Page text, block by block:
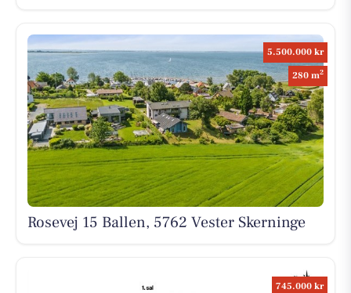
5.500.000 kr
280 m2
Rosevej 15 Ballen, 5762 Vester Skerninge
745.000 kr